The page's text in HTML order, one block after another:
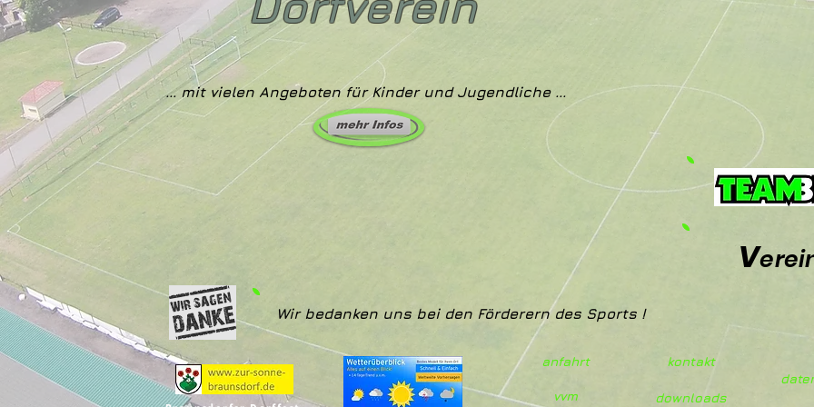
IN
IN
... mit vielen Angeboten für Kinder und Jugendliche ...
Wir bedanken uns bei den Förderern des Sports !
V
anfahrt kontakt
vvm downloads